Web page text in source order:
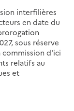
interfilières
en date du
sous réserve
d'ici
relatifs au
et